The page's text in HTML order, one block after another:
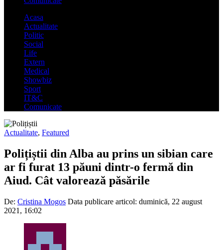
Acasa
Actualitate
Politic
Social
Life
Extern
Medical
Showbiz
Sport
IT&C
Comunicate
Actualitate, Featured
Polițiștii din Alba au prins un sibian care
ar fi furat 13 păuni dintr-o fermă din
Aiud. Cât valorează păsările
De: Cristina Mogos Data publicare articol: duminică, 22 august
2021, 16:02